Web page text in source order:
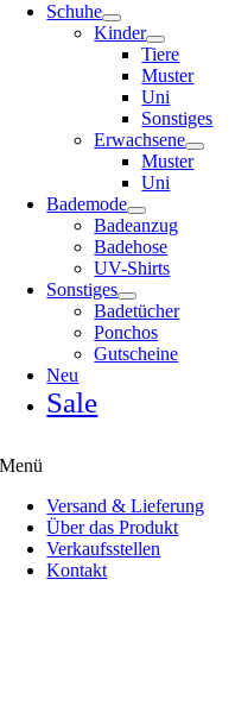
Schuhe
Kinder
Tiere
Muster
Uni
Sonstiges
Erwachsene
Muster
Uni
Bademode
Badeanzug
Badehose
UV-Shirts
Sonstiges
Badetücher
Ponchos
Gutscheine
Neu
Sale
Menü
Versand & Lieferung
Über das Produkt
Verkaufsstellen
Kontakt